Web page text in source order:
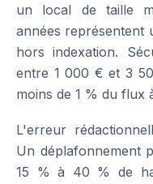
un local de taille
années
hors indexation.
entre 1 000 € et 3
moins de 1 % du flux
L'erreur
Un déplafonnement
15 % à 40 % de